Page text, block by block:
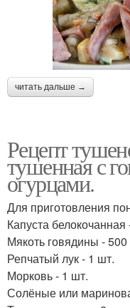
читать дальше →
Рецепт
тушенная с
огурцами.
Для приготовления
Капуста белокочанная
Мякоть говядины - 500
Репчатый лук - 1 шт.
Морковь - 1 шт.
Солёные или